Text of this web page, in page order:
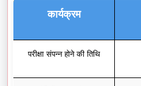
कार्यक्रम
परीक्षा संपन्न होने की तिथि